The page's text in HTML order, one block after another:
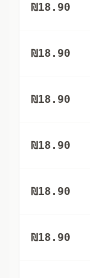
₪18.90
₪18.90
₪18.90
₪18.90
₪18.90
₪18.90